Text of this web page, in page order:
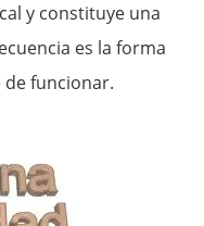
y constituye una
es la forma
de funcionar.